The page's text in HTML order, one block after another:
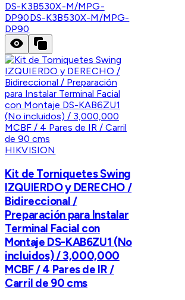
DS-K3B530X-M/MPG-
DP90DS-K3B530X-M/MPG-
DP90
HIKVISION
Kit de Torniquetes Swing
IZQUIERDO y DERECHO /
Bidireccional /
Preparación para Instalar
Terminal Facial con
Montaje DS-KAB6ZU1 (No
incluidos) / 3,000,000
MCBF / 4 Pares de IR /
Carril de 90 cms